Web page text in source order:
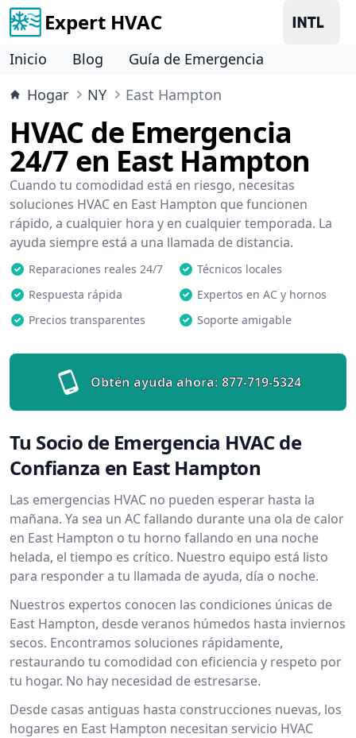
Expert HVAC
Inicio Blog
Guía de Emergencia
Hogar
NY East Hampton
HVAC de Emergencia
24/7 en East Hampton
Cuando tu comodidad está en riesgo, necesitas
soluciones HVAC en East Hampton que funcionen
rápido, a cualquier hora y en cualquier temporada. La
ayuda siempre está a una llamada de distancia.
Reparaciones reales 24/7
Técnicos locales
Respuesta rápida
Expertos en AC y hornos
Precios transparentes
Soporte amigable
Obtén ayuda ahora: 877-719-5324
Tu Socio de Emergencia HVAC de
Confianza en East Hampton
Las emergencias HVAC no pueden esperar hasta la
mañana. Ya sea un AC fallando durante una ola de calor
en East Hampton o tu horno fallando en una noche
helada, el tiempo es crítico. Nuestro equipo está listo
para responder a tu llamada de ayuda, día o noche.
Nuestros expertos conocen las condiciones únicas de
East Hampton, desde veranos húmedos hasta inviernos
secos. Encontramos soluciones rápidamente,
restaurando tu comodidad con eficiencia y respeto por
tu hogar. No hay necesidad de estresarse.
Desde casas antiguas hasta construcciones nuevas, los
hogares en East Hampton necesitan servicio HVAC